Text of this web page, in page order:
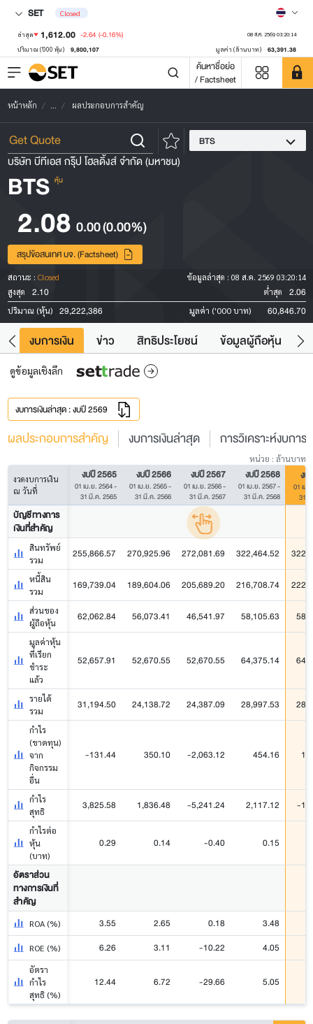
SET Closed
ล่าสุด 1,612.00 -2.64 (-0.16%) 08 ส.ค. 2569 03:20:14
ปริมาณ ('000 หุ้น) 9,800,107 มูลค่า (ล้านบาท) 63,391.38
ค้นหาชื่อย่อ
/ Factsheet
หน้าหลัก ... ผลประกอบการสำคัญ
BTS
บริษัท บีทีเอส กรุ๊ป โฮลดิ้งส์ จำกัด (มหาชน)
BTS หุ้น
2.08 0.00(0.00%)
สรุปข้อสนเทศ บจ. (Factsheet)
สถานะ : Closed ข้อมูลล่าสุด : 08 ส.ค. 2569 03:20:14
สูงสุด
2.10 ต่ำสุด 2.06
ปริมาณ (หุ้น) 29,222,386 มูลค่า ('000 บาท) 60,846.70
งบการเงิน ข่าว สิทธิประโยชน์ ข้อมูลผู้ถือหุ้น
ดูข้อมูลเชิงลึก
งบการเงินล่าสุด : งบปี 2569
ผลประกอบการสำคัญ งบการเงินล่าสุด การวิเคราะห์งบการ
หน่วย : ล้านบาท
งวดงบการเงิน
ณ วันที่
งบปี 2565
01 เม.ย. 2564 -
31 มี.ค. 2565
งบปี 2566
01 เม.ย. 2565 -
31 มี.ค. 2566
งบปี 2567
01 เม.ย. 2566 -
31 มี.ค. 2567
งบปี 2568
01 เม.ย. 2567 -
31 มี.ค. 2568
งบ
01 เม.
31
บัญชีทางการ
เงินที่สำคัญ
สินทรัพย์
รวม
255,866.57 270,925.96 272,081.69 322,464.52
หนี้สิน
รวม
169,739.04 189,604.06 205,689.20 216,708.74
ส่วนของ
ผู้ถือหุ้น
62,062.84 56,073.41 46,541.97 58,105.63
มูลค่าหุ้น
ที่เรียก
ชำระ
แล้ว
52,657.91 52,670.55 52,670.55 64,375.14
รายได้
รวม
31,194.50 24,138.72 24,387.09 28,997.53
กำไร
(ขาดทุน)
จาก
กิจกรรม
อื่น
-131.44 350.10 -2,063.12 454.16
กำไร
สุทธิ
3,825.58 1,836.48 -5,241.24 2,117.12 -
กำไรต่อ
หุ้น
(บาท)
0.29 0.14 -0.40 0.15
อัตราส่วน
ทางการเงินที่
สำคัญ
ROA (%) 3.55 2.65 0.18 3.48
ROE (%) 6.26 3.11 -10.22 4.05
อัตรา
กำไร
สุทธิ (%)
12.44 6.72 -29.66 5.05